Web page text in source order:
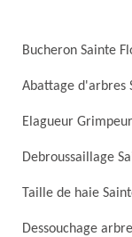
Bucheron Sainte
Abattage d'arbres
Elagueur
Debroussaillage
Taille de haie
Dessouchage